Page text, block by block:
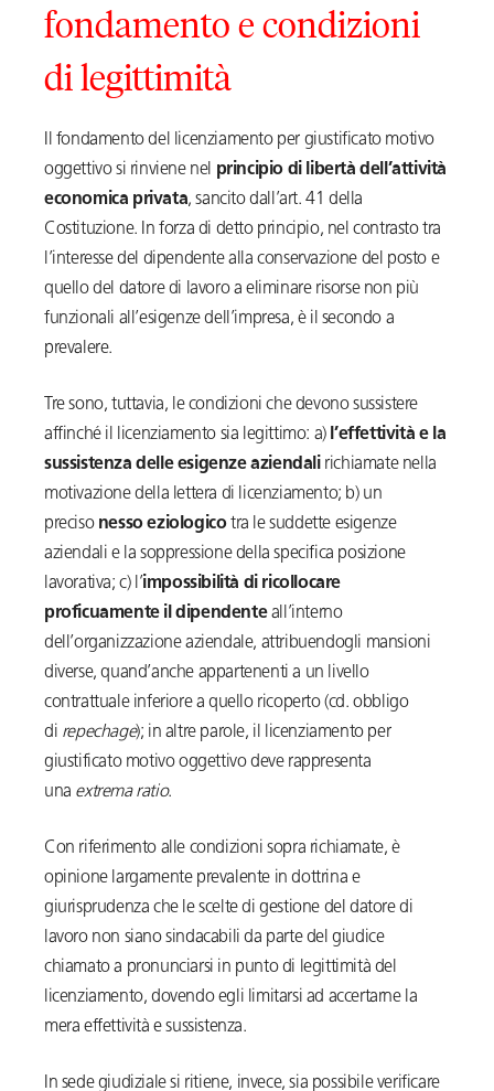
fondamento e condizioni
di legittimità
Il fondamento del licenziamento per giustificato motivo
oggettivo si rinviene nel principio di libertà dell’attività
economica privata, sancito dall’art. 41 della
Costituzione. In forza di detto principio, nel contrasto tra
l’interesse del dipendente alla conservazione del posto e
quello del datore di lavoro a eliminare risorse non più
funzionali all’esigenze dell’impresa, è il secondo a
prevalere.
Tre sono, tuttavia, le condizioni che devono sussistere
affinché il licenziamento sia legittimo: a) l’effettività e la
sussistenza delle esigenze aziendali richiamate nella
motivazione della lettera di licenziamento; b) un
preciso nesso eziologicotra le suddette esigenze
aziendali e la soppressione della specifica posizione
lavorativa; c) l’impossibilità di ricollocare
proficuamente il dipendenteall’interno
dell’organizzazione aziendale, attribuendogli mansioni
diverse, quand’anche appartenenti a un livello
contrattuale inferiore a quello ricoperto (cd. obbligo
di repechage); in altre parole, il licenziamento per
giustificato motivo oggettivo deve rappresenta
una extrema ratio.
Con riferimento alle condizioni sopra richiamate, è
opinione largamente prevalente in dottrina e
giurisprudenza che le scelte di gestione del datore di
lavoro non siano sindacabili da parte del giudice
chiamato a pronunciarsi in punto di legittimità del
licenziamento, dovendo egli limitarsi ad accertarne la
mera effettività e sussistenza.
In sede giudiziale si ritiene, invece, sia possibile verificare